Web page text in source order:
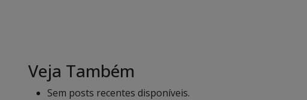
Veja Também
Sem posts recentes disponíveis.